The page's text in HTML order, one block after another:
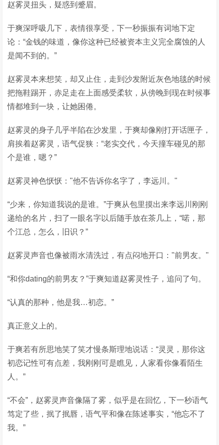
赵雾灵扭头，疑惑到蹙眉。
于爽深呼吸几下，表情很享受，下一秒振振有词地下定
论：“金钱的味道，像你这种已经被资本主义完全腐蚀的人
是闻不到的。”
赵雾灵本来想笑，却又止住，走到沙发附近灰色地毯的时候
把拖鞋踢开，赤足走在上面感受柔软，从傍晚到现在时候事
情都堆到一块，让她困倦。
赵雾灵的身子几乎半陷在沙发里，于爽却像刚打开话匣子，
肩挨着赵雾灵，语气促狭：“老实交代，今天撞车碰见的那
个是谁，嗯？”
赵雾灵神色恹恹："他不告诉你名字了，李远川。"
“少来，你知道我说的是谁。”于爽从包里摸出来李远川刚刚
递给的名片，扫了一眼名字以后随手放在茶几上，“喏，那
个江总，怎么，旧识？”
赵雾灵声音也像被雨水清洗过，有点闷地开口："前男友。"
“和你dating的前男友？”于爽知道赵雾灵性子，追问了句。
“认真的那种，他是我…初恋。”
真正意义上的。
于爽若有所思地笑了笑才慢条斯理地说话：“灵灵，那你这
初恋记性可有点差，我刚刚可是瞧见，人家看你像看陌生
人。”
“不会”，赵雾灵声音像隔了雾，似乎是在回忆，下一秒语气
笃定了些，抿了抿唇，语气平和像在陈述事实，“他忘不了
我。”